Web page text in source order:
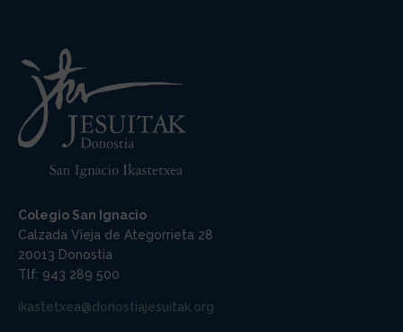
Colegio San Ignacio
Calzada Vieja de Ategorrieta 28
20013 Donostia
Tlf: 943 289 500
ikastetxea@donostiajesuitak.org